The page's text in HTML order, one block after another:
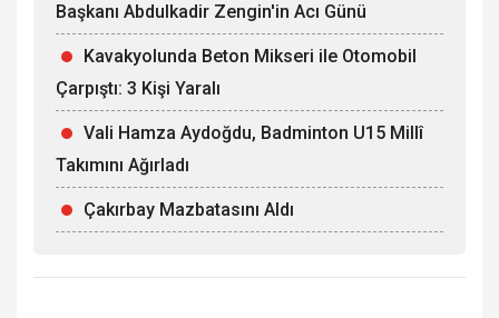
Başkanı Abdulkadir Zengin'in Acı Günü
Kavakyolunda Beton Mikseri ile Otomobil
Çarpıştı: 3 Kişi Yaralı
Vali Hamza Aydoğdu, Badminton U15 Millî
Takımını Ağırladı
Çakırbay Mazbatasını Aldı